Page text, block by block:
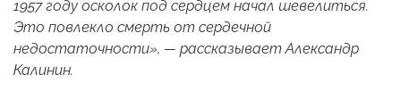
1957 году осколок под сердцем начал шевелиться.
Это повлекло смерть от сердечной
недостаточности», — рассказывает Александр
Калинин.